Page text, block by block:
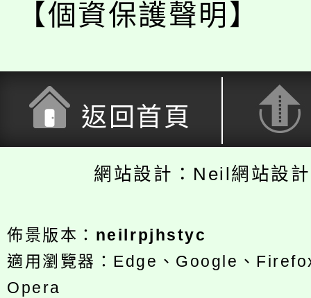
【個資保護聲明】
返回首頁
網站設計：Neil網站設
佈景版本： neilrpjhstyc
適用瀏覽器：Edge、Google、
Opera